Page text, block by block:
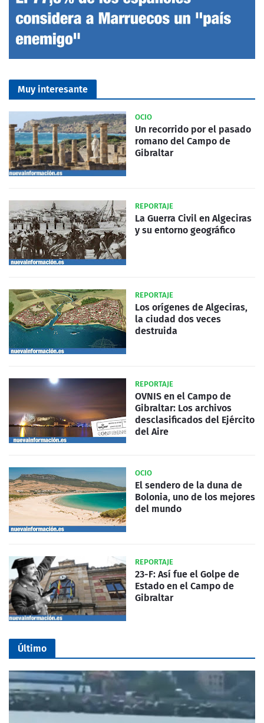
Muy interesante
OCIO
Un recorrido por el pasado
romano del Campo de
Gibraltar
REPORTAJE
La Guerra Civil en Algeciras
y su entorno geográfico
REPORTAJE
Los orígenes de Algeciras,
la ciudad dos veces
destruida
REPORTAJE
OVNIS en el Campo de
Gibraltar: Los archivos
desclasificados del Ejército
del Aire
OCIO
El sendero de la duna de
Bolonia, uno de los mejores
del mundo
REPORTAJE
23-F: Así fue el Golpe de
Estado en el Campo de
Gibraltar
Último